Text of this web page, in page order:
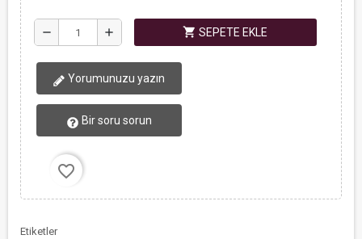
remove add shopping_cart SEPETE EKLE
Yorumunuzu yazın
Bir soru sorun
favorite_border
Etiketler